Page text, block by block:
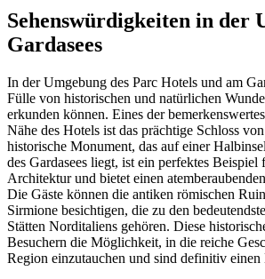
Sehenswürdigkeiten in der
Gardasees
In der Umgebung des Parc Hotels und am
Fülle von historischen und natürlichen
erkunden können. Eines der
Nähe des Hotels ist das prächtige Schloss von
historische Monument, das auf einer
des Gardasees liegt, ist ein perfektes
Architektur und bietet einen
Die Gäste können die antiken römischen
Sirmione besichtigen, die zu den
Stätten Norditaliens gehören. Diese
Besuchern die Möglichkeit, in die reiche
Region einzutauchen und sind definitiv einen